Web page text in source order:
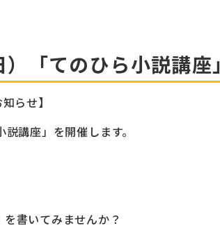
「てのひら小説講座」
らせ】
講座」を開催します。
書いてみませんか？